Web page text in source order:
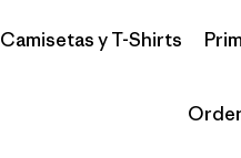
Camisetas y T-Shirts